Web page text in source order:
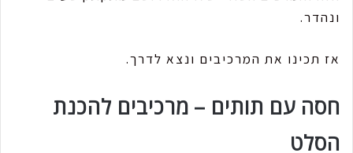
ונהדר.
אז תכינו את המרכיבים ונצא לדרך.
חסה עם תותים – מרכיבים להכנת
הסלט